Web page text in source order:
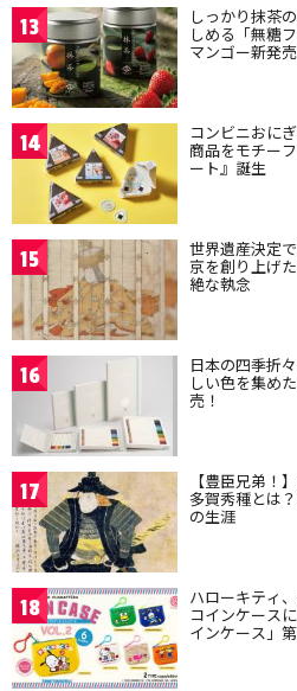
13 しっかり抹茶
しめる「無糖
マンゴー新発売
14 コンビニおに
商品をモチー
ート』誕生
15 世界遺産決定
京を創り上げ
絶な執念
16 日本の四季折
しい色を集め
売！
17 【豊臣兄弟！
多賀秀種とは
の生涯
18 ハローキティ
コインケース
インケース」